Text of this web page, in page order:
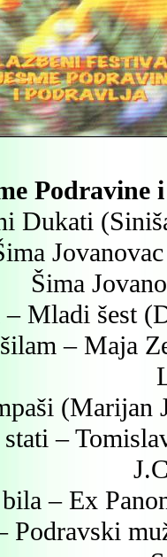
Podravine
Dukati
Šima
Mladi šest
– Maja
–
bila – Ex